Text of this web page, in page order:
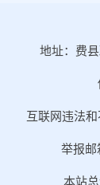
地址：费
互联网违法
举报邮
本站总